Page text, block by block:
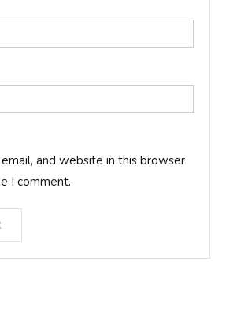
and website in this browser
I comment.